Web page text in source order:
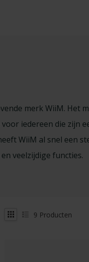
merk WiiM. Het
iedereen die zijn
WiiM al snel een
veelzijdige functies.
9 Producten